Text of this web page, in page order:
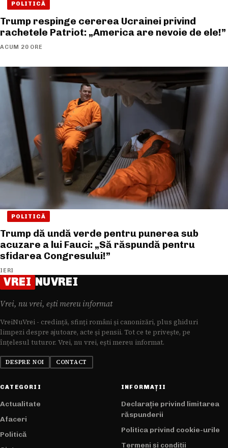
POLITICĂ
Trump respinge cererea Ucrainei privind
rachetele Patriot: „America are nevoie de ele!”
ACUM 20 ORE
POLITICĂ
Trump dă undă verde pentru punerea sub
acuzare a lui Fauci: „Să răspundă pentru
sfidarea Congresului!”
IERI
VREI NUVREI
Vrei, nu vrei, ești mereu informat
VreiNuVrei - credință, sfinți români și canonizări, plus ghiduri
limpezi despre ajutoare, acte și pensii. Tot ce te privește, pe
înțelesul tuturor. Vrei, nu vrei, ești mereu informat.
DESPRE NOI CONTACT
CATEGORII
Actualitate
Afaceri
Politică
INFORMAȚII
Declarație privind limitarea
răspunderii
Politica privind cookie-urile
Termeni și condiții